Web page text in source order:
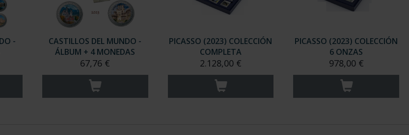
-
CASTILLOS DEL MUNDO -
ÁLBUM + 4 MONEDAS
67,76 €
PICASSO (2023) COLECCIÓN
COMPLETA
2.128,00 €
PICASSO (2023) COLECCIÓN
6 ONZAS
978,00 €